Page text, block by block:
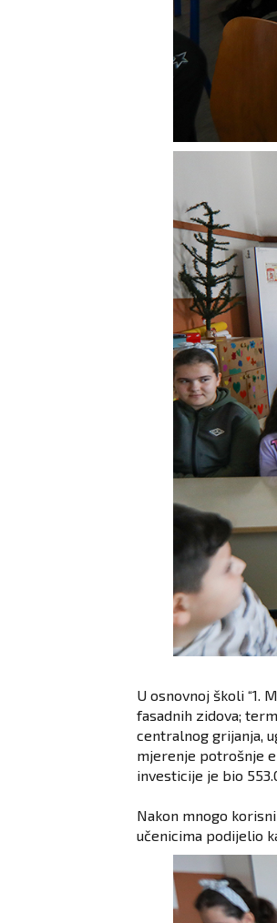
U osnovnoj školi “1.
fasadnih zidova;
centralnog grijanja,
mjerenje potrošnje
investicije je bio
Nakon mnogo
učenicima podijelio